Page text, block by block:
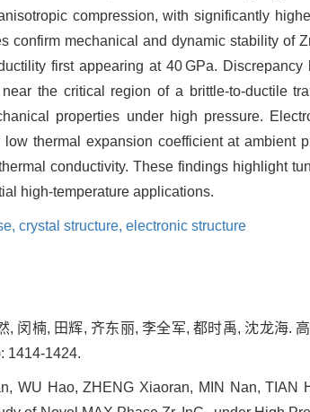
compression, with significantly
confirm mechanical and dynamic stability of
first appearing at 40 GPa.
the critical region of a brittle-to-ductile
properties under high pressure.
thermal expansion coefficient at ambient
conductivity. These findings highlight
high-temperature applications.
crystal structure, electronic structure
, 闵楠, 田辉, 齐东丽, 李全军, 都时禹, 沈龙海.
1414-1424.
WU Hao, ZHENG Xiaoran, MIN Nan, TIAN